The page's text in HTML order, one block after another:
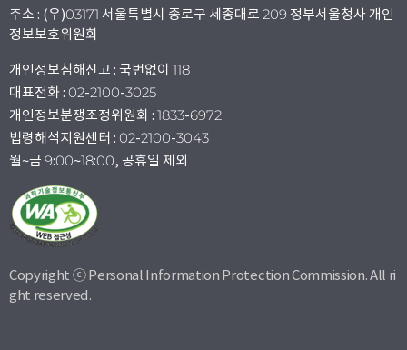
주소 : (우)03171 서울특별시 종로구 세종대로 209 정부서울청사 개인
정보보호위원회
개인정보침해신고 : 국번없이 118
대표전화 : 02-2100-3025
개인정보분쟁조정위원회 : 1833-6972
법령해석지원센터 : 02-2100-3043
월~금 9:00~18:00, 공휴일 제외
Copyright ⓒ Personal Information Protection Commission. All ri
ght reserved.